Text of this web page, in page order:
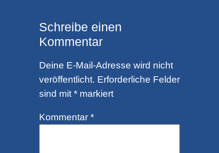
Schreibe einen
Kommentar
Deine E-Mail-Adresse wird nicht
veröffentlicht. Erforderliche Felder
sind mit*markiert
Kommentar *